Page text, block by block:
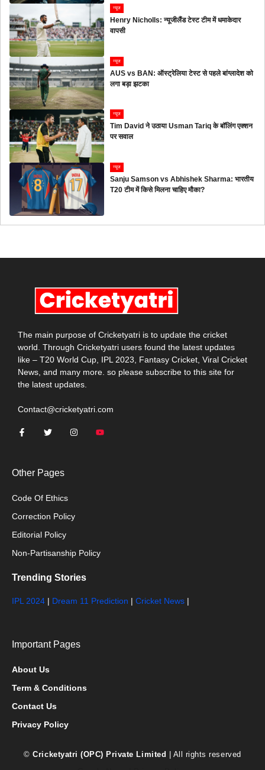
न्यूज
Henry Nicholls: न्यूजीलैंड टेस्ट टीम में धमाकेदार
वापसी
न्यूज
AUS vs BAN: ऑस्ट्रेलिया टेस्ट से पहले बांग्लादेश को
लगा बड़ा झटका
न्यूज
Tim David ने उठाया Usman Tariq के बॉलिंग एक्शन
पर सवाल
न्यूज
Sanju Samson vs Abhishek Sharma: भारतीय
T20 टीम में किसे मिलना चाहिए मौका?
The main purpose of Cricketyatri is to update the cricket
world. Through Cricketyatri users found the latest updates
like – T20 World Cup, IPL 2023, Fantasy Cricket, Viral Cricket
News, and many more. so please subscribe to this site for
the latest updates.
Contact@cricketyatri.com
Other Pages
Code Of Ethics
Correction Policy
Editorial Policy
Non-Partisanship Policy
Trending Stories
IPL 2024 | Dream 11 Prediction | Cricket News |
Important Pages
About Us
Term & Conditions
Contact Us
Privacy Policy
©Cricketyatri (OPC) Private Limited
| All rights reserved